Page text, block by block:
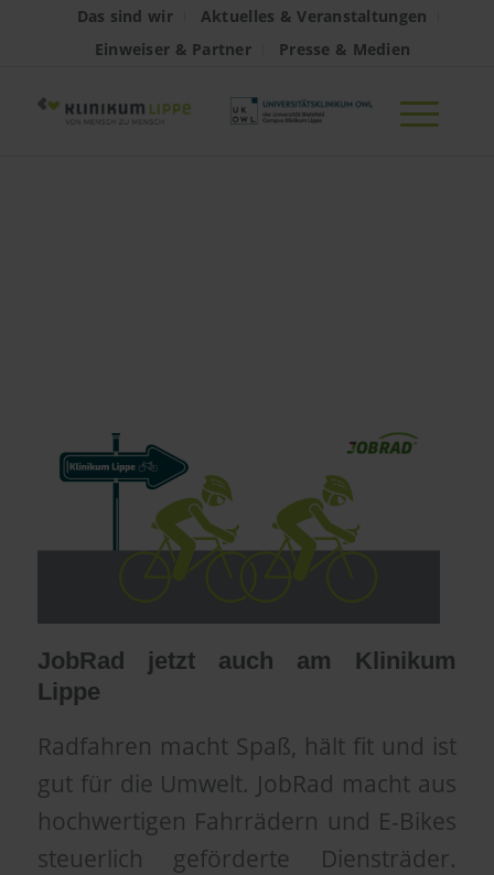
Das sind wir
Aktuelles & Veranstaltungen
Einweiser & Partner
Presse & Medien
JobRad jetzt auch am Klinikum
Lippe
Radfahren macht Spaß, hält fit und ist
gut für die Umwelt. JobRad macht aus
hochwertigen Fahrrädern und E-Bikes
steuerlich geförderte Diensträder.